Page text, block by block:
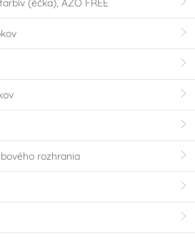
GB
Česká republika
Holandsko
(éčka), AZO FREE
rozhrania